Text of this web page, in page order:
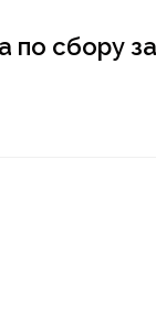
по сбору за